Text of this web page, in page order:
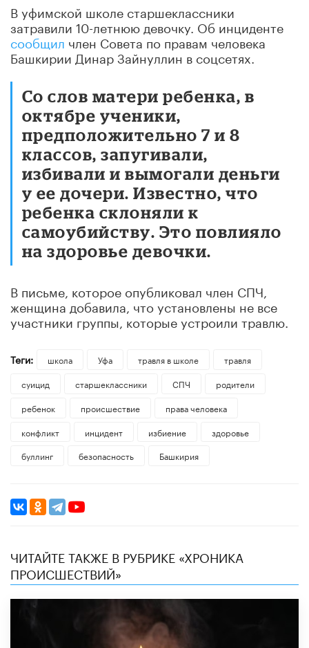
В уфимской школе старшеклассники
затравили 10-летнюю девочку. Об инциденте
сообщил член Совета по правам человека
Башкирии Динар Зайнуллин в соцсетях.
Со слов матери ребенка, в
октябре ученики,
предположительно 7 и 8
классов, запугивали,
избивали и вымогали деньги
у ее дочери. Известно, что
ребенка склоняли к
самоубийству. Это повлияло
на здоровье девочки.
В письме, которое опубликовал член СПЧ,
женщина добавила, что установлены не все
участники группы, которые устроили травлю.
Теги: школа Уфа травля в школе
травля
суицид
старшеклассники СПЧ
родители
ребенок
происшествие
права человека
конфликт
инцидент избиение
здоровье
буллинг
безопасность Башкирия
ЧИТАЙТЕ ТАКЖЕ В РУБРИКЕ «ХРОНИКА
ПРОИСШЕСТВИЙ»